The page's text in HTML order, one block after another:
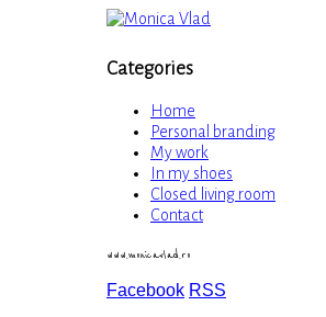
Categories
Home
Personal branding
My work
In my shoes
Closed living room
Contact
www.monicavlad.ro
Facebook RSS